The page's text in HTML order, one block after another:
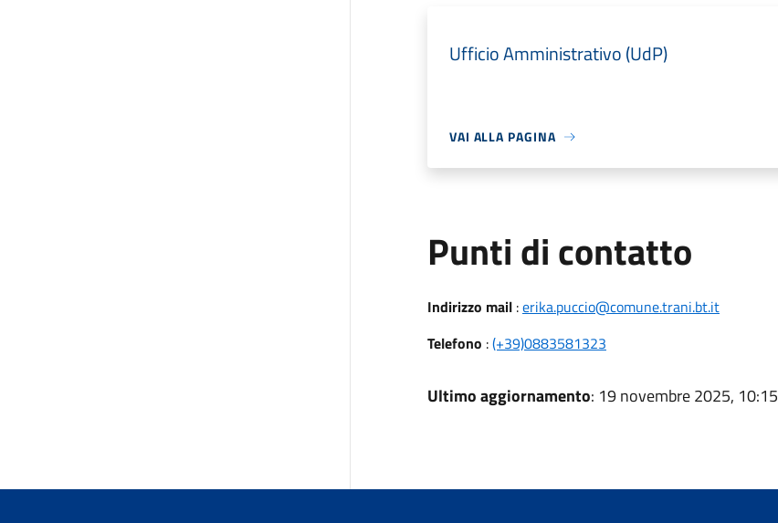
Ufficio Amministrativo (UdP)
VAI ALLA PAGINA
Punti di contatto
Indirizzo mail:erika.puccio@comune.trani.bt.it
Telefono :(+39)0883581323
Ultimo aggiornamento: 19 novembre 2025, 10:15